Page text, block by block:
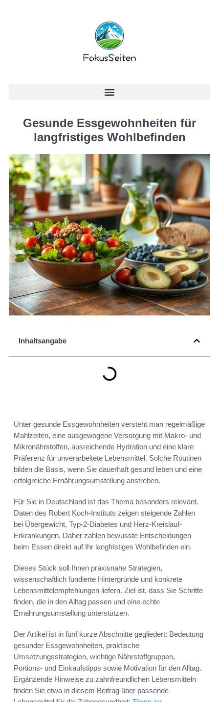
Gesunde Essgewohnheiten für
langfristiges Wohlbefinden
Inhaltsangabe
Unter gesunde Essgewohnheiten versteht man regelmäßige
Mahlzeiten, eine ausgewogene Versorgung mit Makro- und
Mikronährstoffen, ausreichende Hydration und eine klare
Präferenz für unverarbeitete Lebensmittel. Solche Routinen
bilden die Basis, wenn Sie dauerhaft gesund leben und eine
erfolgreiche Ernährungsumstellung anstreben.
Für Sie in Deutschland ist das Thema besonders relevant.
Daten des Robert Koch-Instituts zeigen steigende Zahlen
bei Übergewicht, Typ-2-Diabetes und Herz-Kreislauf-
Erkrankungen. Daher zahlen bewusste Entscheidungen
beim Essen direkt auf Ihr langfristiges Wohlbefinden ein.
Dieses Stück soll Ihnen praxisnahe Strategien,
wissenschaftlich fundierte Hintergründe und konkrete
Lebensmittelempfehlungen liefern. Ziel ist, dass Sie Schritte
finden, die in den Alltag passen und eine echte
Ernährungsumstellung unterstützen.
Der Artikel ist in fünf kurze Abschnitte gegliedert: Bedeutung
gesunder Essgewohnheiten, praktische
Umsetzungsstrategien, wichtige Nährstoffgruppen,
Portions- und Einkaufstipps sowie Motivation für den Alltag.
Ergänzende Hinweise zu zahnfreundlichen Lebensmitteln
finden Sie etwa in diesem Beitrag über passende